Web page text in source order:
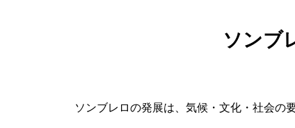
ソンブ
ソンブレロの発展は、気候・文化・社会の